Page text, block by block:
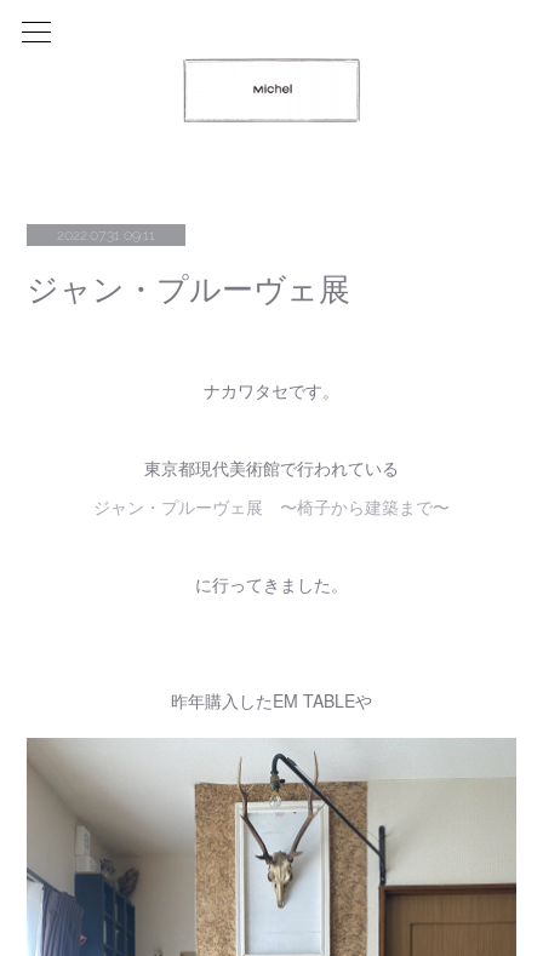
2022.07.31 09:11
ジャン・プルーヴェ展
ナカワタセです。
東京都現代美術館で行われている
ジャン・プルーヴェ展 〜椅子から建築まで〜
に行ってきました。
昨年購入したEM TABLEや